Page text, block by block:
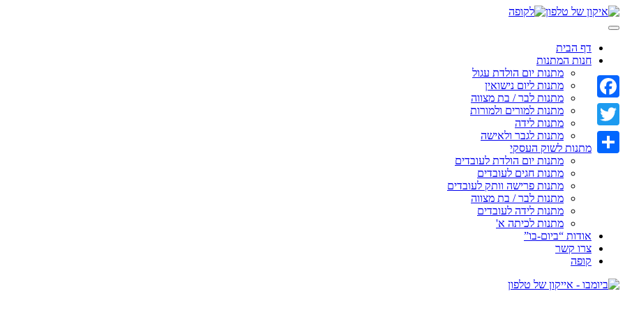
Skip
to
דף הבית
חנות המתנות
מתנות יום הולדת עגול
מתנות ליום נישואין
מתנות לבר / בת מצווה
מתנות למורים ולמורות
מתנות לידה
מתנות לגבר ולאישה
מתנות לשוק העסקי
מתנות יום הולדת לעובדים
מתנות חגים לעובדים
מתנות פרישה וותק לעובדים
מתנות לבר / בת מצווה
מתנות לידה לעובדים
מתנות לכיתה א'
אודות “ביום-בו”
צרו קשר
קופה
Facebook
Twitter